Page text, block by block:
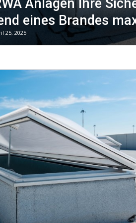
Anlagen Ihre
eines Brandes
25, 2025